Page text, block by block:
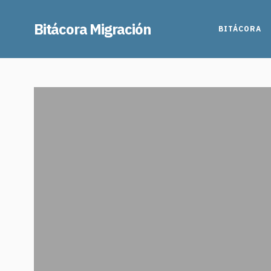
Bitácora Migración BITÁCORA